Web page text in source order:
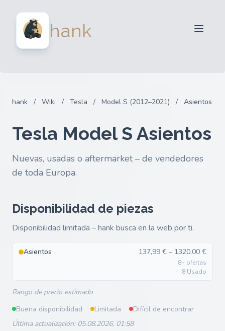
hankPara Compradores
Iniciar sesion
hank / Wiki / Tesla / Model S (2012–2021) / Asientos
Tesla Model S Asientos
Nuevas, usadas o aftermarket – de vendedores
de toda Europa.
Disponibilidad de piezas
Disponibilidad limitada – hank busca en la web por ti.
Asientos 137,99 € – 1320,00 €
8+ ofertas
8 Usado
Rango de precio estimado
Buena disponibilidad
Limitada
Difícil de encontrar
Última actualización: 05.08.2026, 01:58